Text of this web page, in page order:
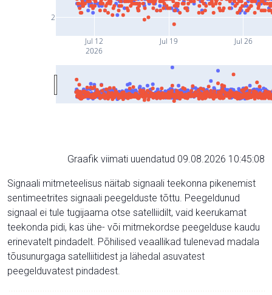
Jul 12
2026
Jul 19 Jul 26
2
Graafik viimati uuendatud 09.08.2026 10:45:08
Signaali mitmeteelisus näitab signaali teekonna pikenemist
sentimeetrites signaali peegelduste tõttu. Peegeldunud
signaal ei tule tugijaama otse satelliidilt, vaid keerukamat
teekonda pidi, kas ühe- või mitmekordse peegelduse kaudu
erinevatelt pindadelt. Põhilised veaallikad tulenevad madala
tõusunurgaga satelliitidest ja lähedal asuvatest
peegelduvatest pindadest.